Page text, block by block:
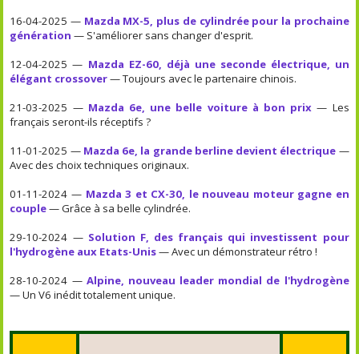
16-04-2025 — Mazda MX-5, plus de cylindrée pour la prochaine
génération — S'améliorer sans changer d'esprit.
12-04-2025 — Mazda EZ-60, déjà une seconde électrique, un
élégant crossover— Toujours avec le partenaire chinois.
21-03-2025 — Mazda 6e, une belle voiture à bon prix — Les
français seront-ils réceptifs ?
11-01-2025 — Mazda 6e, la grande berline devient électrique —
Avec des choix techniques originaux.
01-11-2024 — Mazda 3 et CX-30, le nouveau moteur gagne en
couple— Grâce à sa belle cylindrée.
29-10-2024 — Solution F, des français qui investissent pour
l'hydrogène aux Etats-Unis— Avec un démonstrateur rétro !
28-10-2024 — Alpine, nouveau leader mondial de l'hydrogène
— Un V6 inédit totalement unique.